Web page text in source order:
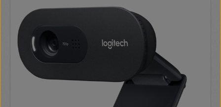
csatlakoztatható, plug&play, támogatja a legnépszerűbb
videokonferencia alkalmazásokat. A kamera rendelkezik
HDMI kimenettel, valamint Line in/out kimenettel, melynek
segítségével a beépített mikrofonok illetve hangszórók külső
eszközzel helyettesíthetők. Az RJ45 csatlakozó lehetővé
teszi külső mikrofonpár csatlakoztatását. A kamera audio
csatlakozása bluetooth kapcsolattal is megvalósítható.
Szenzor: 4K UHD, ePTZ, Látószög: 120°, Digitális zoom, 10x,
Fókusz: auto és manuális, Auto framing, Voice tracking,